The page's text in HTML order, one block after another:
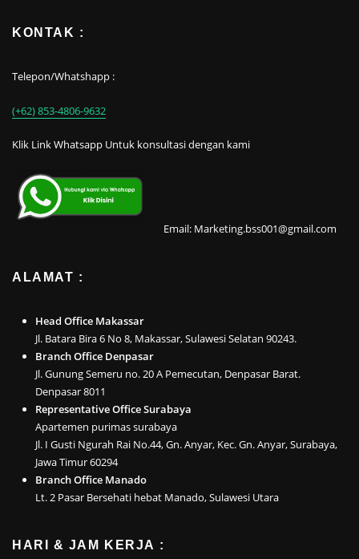
KONTAK :
Telepon/Whatshapp :
(+62) 853-4806-9632
Klik Link Whatsapp Untuk konsultasi dengan kami
Email: Marketing.bss001@gmail.com
ALAMAT :
Head Office Makassar
Jl. Batara Bira 6 No 8, Makassar, Sulawesi Selatan 90243.
Branch Office Denpasar
Jl. Gunung Semeru no. 20 A Pemecutan, Denpasar Barat.
Denpasar 8011
Representative Office Surabaya
Apartemen purimas surabaya
Jl. I Gusti Ngurah Rai No.44, Gn. Anyar, Kec. Gn. Anyar, Surabaya,
Jawa Timur 60294
Branch Office Manado
Lt. 2 Pasar Bersehati hebat Manado, Sulawesi Utara
HARI & JAM KERJA :